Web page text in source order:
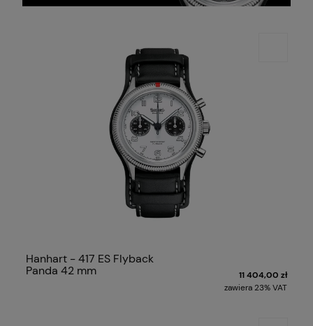
Hanhart - 417 ES Flyback
Panda 42 mm
11 404,00 zł
zawiera 23% VAT